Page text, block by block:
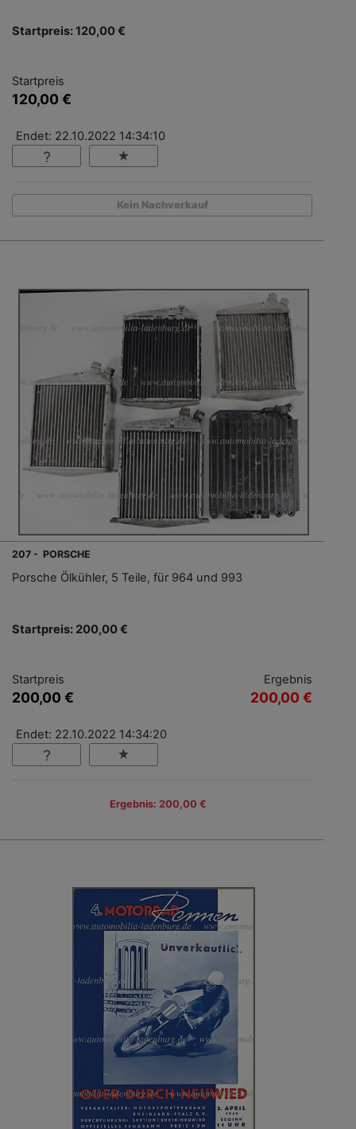
Startpreis: 120,00 €
Startpreis
120,00 €
Endet: 22.10.2022 14:34:10
Kein Nachverkauf
207 - PORSCHE
Porsche Ölkühler, 5 Teile, für 964 und 993
Startpreis: 200,00 €
Startpreis
200,00 €
Ergebnis
200,00 €
Endet: 22.10.2022 14:34:20
Ergebnis: 200,00 €